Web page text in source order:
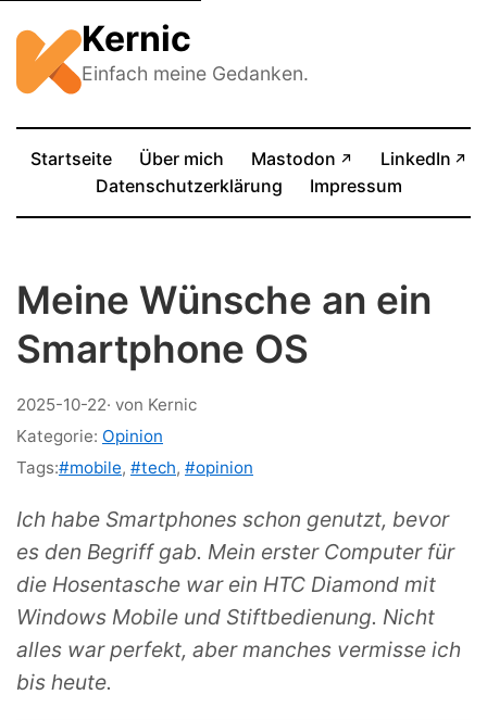
Kernic
Einfach meine Gedanken.
Startseite Über mich Mastodon ↗ (öffnet in
LinkedIn ↗
(öffnet in neuem Tab)
Datenschutzerklärung Impressum
Meine Wünsche an ein
Smartphone OS
2025-10-22· von Kernic
Kategorie: Opinion
Tags:#mobile, #tech, #opinion
Ich habe Smartphones schon genutzt, bevor
es den Begriff gab. Mein erster Computer für
die Hosentasche war ein HTC Diamond mit
Windows Mobile und Stiftbedienung. Nicht
alles war perfekt, aber manches vermisse ich
bis heute.